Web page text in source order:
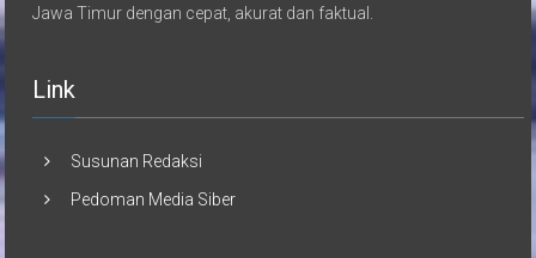
Jawa Timur dengan cepat, akurat dan faktual.
Link
Susunan Redaksi
Pedoman Media Siber